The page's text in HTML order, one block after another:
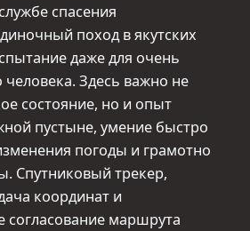
спасения
поход в якутских
даже для очень
человека. Здесь важно не
состояние, но и опыт
пустыне, умение быстро
погоды и грамотно
Спутниковый трекер,
координат и
согласование маршрута